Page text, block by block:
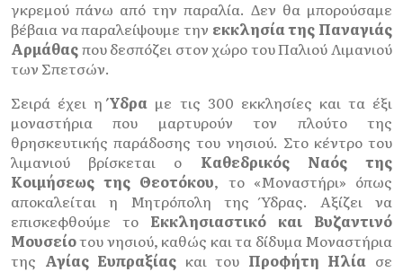
γκρεμού πάνω από την παραλία. Δεν θα μπορούσαμε
βέβαια να παραλείψουμε την εκκλησία της Παναγιάς
Αρμάθαςπου δεσπόζει στον χώρο του Παλιού Λιμανιού
των Σπετσών.
Σειρά έχει ηΎδρα με τις 300 εκκλησίες και τα έξι
μοναστήρια που μαρτυρούν τον πλούτο της
θρησκευτικής παράδοσης του νησιού. Στο κέντρο του
λιμανιού βρίσκεται ο Καθεδρικός Ναός της
Κοιμήσεως της Θεοτόκου, το «Μοναστήρι» όπως
αποκαλείται η Μητρόπολη της Ύδρας. Αξίζει να
επισκεφθούμε το Εκκλησιαστικό και Βυζαντινό
Μουσείοτου νησιού, καθώς και τα δίδυμα Μοναστήρια
της Αγίας Ευπραξίας και του Προφήτη Ηλία σε